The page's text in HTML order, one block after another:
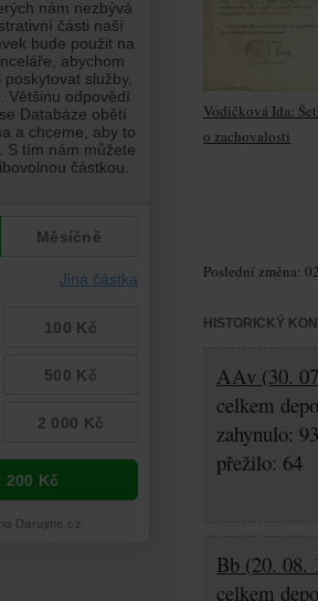
Vodičková Ida:
o zachovalosti
Poslední změna:
HISTORICKÝ
AAv (30.
celkem
zahynulo:
přežilo: 64
Bb (20. 08.
celkem